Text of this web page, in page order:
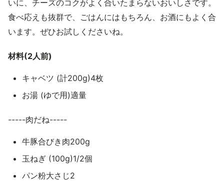
いに、チーズのコクがよく合いたまらないおいしさです。
食べ応えも抜群で、ごはんにはもちろん、お酒にもよく合
います。ぜひお試しくださいね。
材料(2人前)
キャベツ (計200g)4枚
お湯 (ゆで用)適量
-----肉だね-----
牛豚合びき肉200g
玉ねぎ (100g)1/2個
パン粉大さじ2